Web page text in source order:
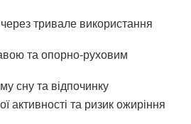
тривале використання
та опорно-руховим
сну та відпочинку
активності та ризик ожиріння